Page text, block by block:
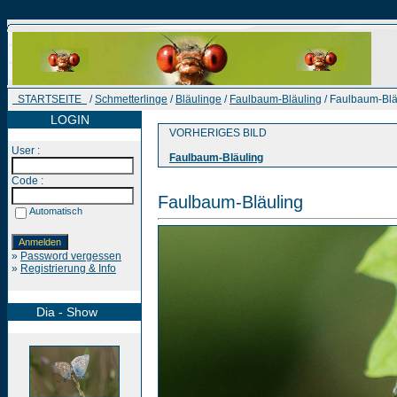
STARTSEITE /Schmetterlinge / Bläulinge / Faulbaum-Bläuling / Faulbaum-
LOGIN
User :
Code :
Automatisch
» Password vergessen
» Registrierung & Info
Dia - Show
VORHERIGES BILD
Faulbaum-Bläuling
Faulbaum-Bläuling